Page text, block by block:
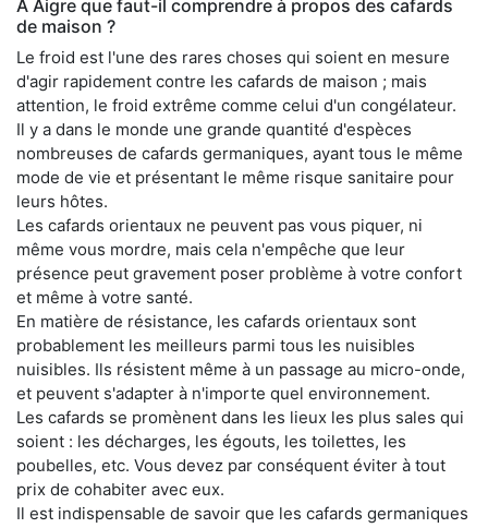
À Aigre que faut-il comprendre à propos des cafards
de maison ?
Le froid est l'une des rares choses qui soient en mesure
d'agir rapidement contre les cafards de maison ; mais
attention, le froid extrême comme celui d'un congélateur.
Il y a dans le monde une grande quantité d'espèces
nombreuses de cafards germaniques, ayant tous le même
mode de vie et présentant le même risque sanitaire pour
leurs hôtes.
Les cafards orientaux ne peuvent pas vous piquer, ni
même vous mordre, mais cela n'empêche que leur
présence peut gravement poser problème à votre confort
et même à votre santé.
En matière de résistance, les cafards orientaux sont
probablement les meilleurs parmi tous les nuisibles
nuisibles. Ils résistent même à un passage au micro-onde,
et peuvent s'adapter à n'importe quel environnement.
Les cafards se promènent dans les lieux les plus sales qui
soient : les décharges, les égouts, les toilettes, les
poubelles, etc. Vous devez par conséquent éviter à tout
prix de cohabiter avec eux.
Il est indispensable de savoir que les cafards germaniques